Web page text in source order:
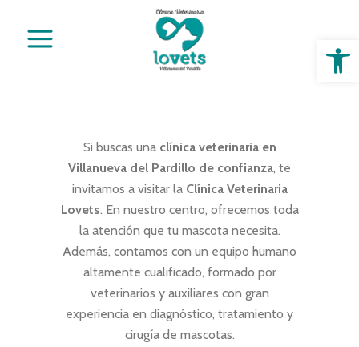
Abrir
Si buscas una clínica veterinaria en
Villanueva del Pardillo de confianza, te
invitamos a visitar la Clínica Veterinaria
Lovets. En nuestro centro, ofrecemos toda
la atención que tu mascota necesita.
Además, contamos con un equipo humano
altamente cualificado, formado por
veterinarios y auxiliares con gran
experiencia en diagnóstico, tratamiento y
cirugía de mascotas.